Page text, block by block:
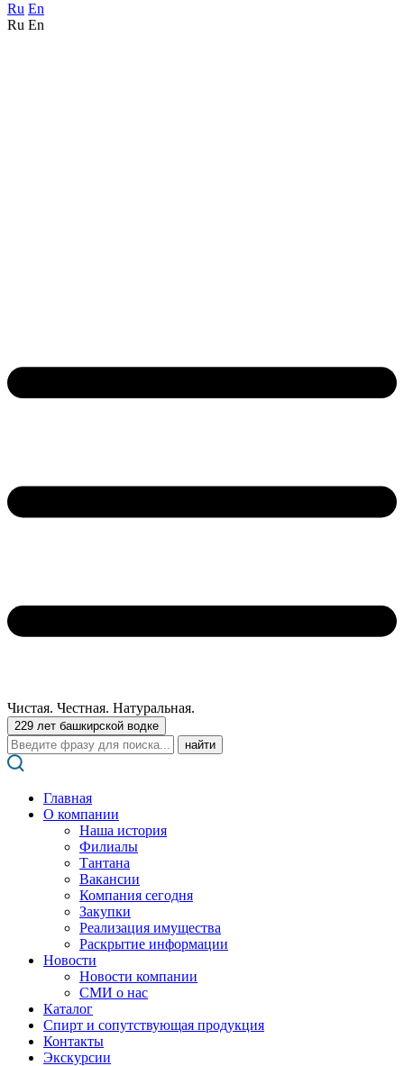
Ru En
Ru En
Чистая. Честная. Натуральная.
229 лет башкирской водке
Поиск:
Главная
О компании
Наша история
Филиалы
Тантана
Вакансии
Компания сегодня
Закупки
Реализация имущества
Раскрытие информации
Новости
Новости компании
СМИ о нас
Каталог
Спирт и сопутствующая продукция
Контакты
Экскурсии